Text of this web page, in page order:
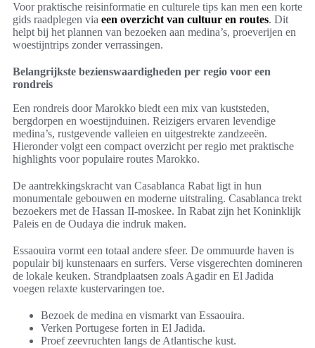
Voor praktische reisinformatie en culturele tips kan men een korte
gids raadplegen via een overzicht van cultuur en routes. Dit
helpt bij het plannen van bezoeken aan medina’s, proeverijen en
woestijntrips zonder verrassingen.
Belangrijkste bezienswaardigheden per regio voor een
rondreis
Een rondreis door Marokko biedt een mix van kuststeden,
bergdorpen en woestijnduinen. Reizigers ervaren levendige
medina’s, rustgevende valleien en uitgestrekte zandzeeën.
Hieronder volgt een compact overzicht per regio met praktische
highlights voor populaire routes Marokko.
De aantrekkingskracht van Casablanca Rabat ligt in hun
monumentale gebouwen en moderne uitstraling. Casablanca trekt
bezoekers met de Hassan II-moskee. In Rabat zijn het Koninklijk
Paleis en de Oudaya die indruk maken.
Essaouira vormt een totaal andere sfeer. De ommuurde haven is
populair bij kunstenaars en surfers. Verse visgerechten domineren
de lokale keuken. Strandplaatsen zoals Agadir en El Jadida
voegen relaxte kustervaringen toe.
Bezoek de medina en vismarkt van Essaouira.
Verken Portugese forten in El Jadida.
Proef zeevruchten langs de Atlantische kust.